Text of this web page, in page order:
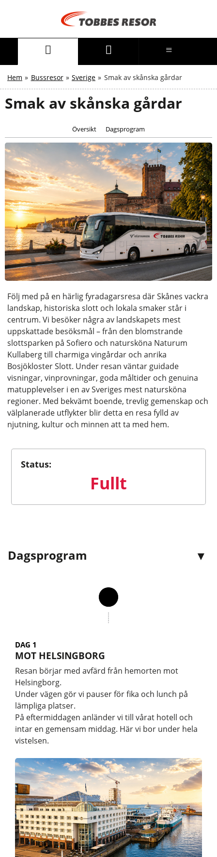
Hem » Bussresor » Sverige » Smak av skånska gårdar
Smak av skånska gårdar
Översikt Dagsprogram
Följ med på en härlig fyradagarsresa där Skånes vackra
landskap, historiska slott och lokala smaker står i
centrum. Vi besöker några av landskapets mest
uppskattade besöksmål – från den blomstrande
slottsparken på Sofiero och natursköna Naturum
Kullaberg till charmiga vingårdar och anrika
Bosjökloster Slott. Under resan väntar guidade
visningar, vinprovningar, goda måltider och genuina
matupplevelser i en av Sveriges mest natursköna
regioner. Med bekvämt boende, trevlig gemenskap och
välplanerade utflykter blir detta en resa fylld av
njutning, kultur och minnen att ta med hem.
Status:
Fullt
Dagsprogram
DAG 1
MOT HELSINGBORG
Resan börjar med avfärd från hemorten mot
Helsingborg.
Under vägen gör vi pauser för fika och lunch på
lämpliga platser.
På eftermiddagen anländer vi till vårat hotell och
intar en gemensam middag. Här vi bor under hela
vistelsen.